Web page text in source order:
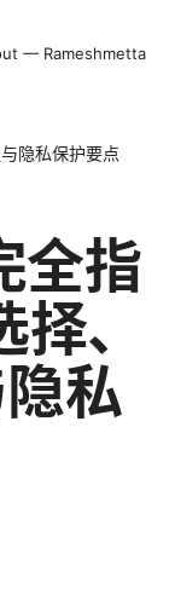
— Rameshmetta
隐私保护要点
全指
、
私